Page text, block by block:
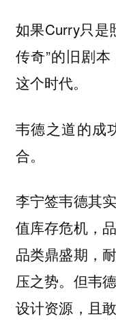
如果Curry只是
传奇”的旧剧
这个时代。
韦德之道的成
合。
李宁签韦德其
值库存危机，
品类鼎盛期，
压之势。但韦
设计资源，且